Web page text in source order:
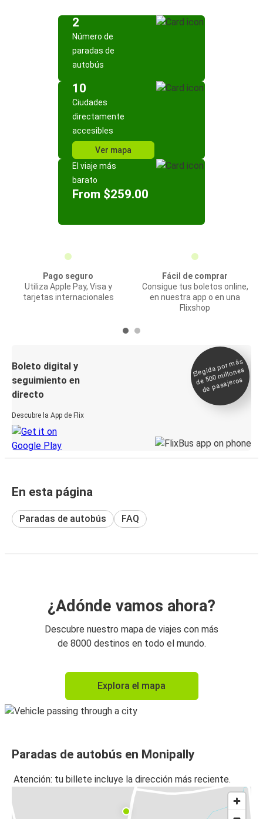
2
Número de
paradas de
autobús
10
Ciudades
directamente
accesibles
Ver mapa
El viaje más
barato
From $259.00
Pago seguro
Utiliza Apple Pay, Visa y
tarjetas internacionales
Fácil de comprar
Consigue tus boletos online,
en nuestra app o en una
Flixshop
Boleto digital y
seguimiento en
directo
Descubre la App de Flix
Elegida por
más
de 500
millones
de pasajeros
En esta página
Paradas de autobús FAQ
¿Adónde vamos ahora?
Descubre nuestro mapa de viajes con más
de 8000 destinos en todo el mundo.
Explora el mapa
Paradas de autobús en Monipally
Atención: tu billete incluye la dirección más reciente.